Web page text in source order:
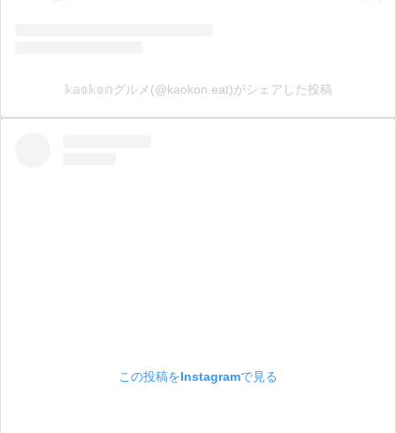
𝕜𝕒𝕠𝕜𝕠𝕟グルメ(@kaokon.eat)がシェアした投稿
この投稿をInstagramで見る